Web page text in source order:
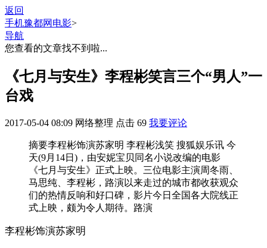
返回
手机豫都网 电影>
导航
您查看的文章找不到啦...
《七月与安生》李程彬笑言三个“男人”一
台戏
2017-05-04 08:09 网络整理 点击 69 我要评论
摘要李程彬饰演苏家明 李程彬浅笑 搜狐娱乐讯 今
天(9月14日)，由安妮宝贝同名小说改编的电影
《七月与安生》正式上映。三位电影主演周冬雨、
马思纯、李程彬，路演以来走过的城市都收获观众
们的热情反响和好口碑，影片今日全国各大院线正
式上映，颇为令人期待。路演
李程彬饰演苏家明